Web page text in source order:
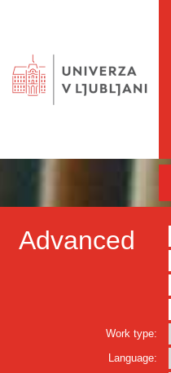
Advanced
Work type:
Language: